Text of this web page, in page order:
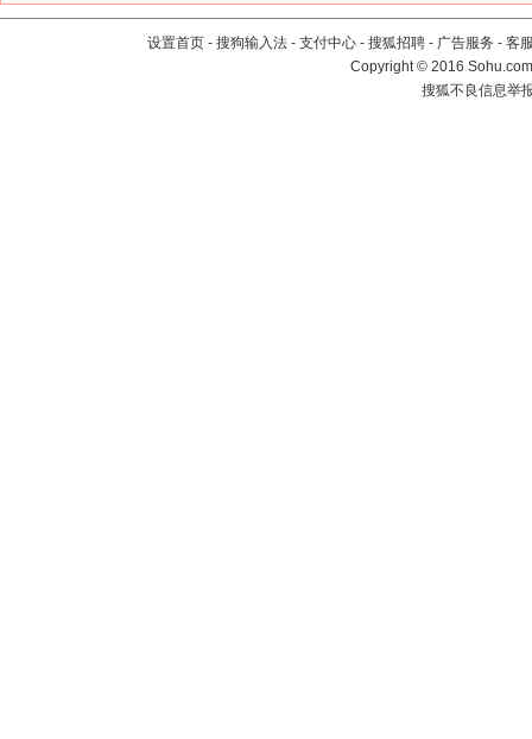
设置首页 - 搜狗输入法 - 支付中心 - 搜狐招聘 - 广告服务 - 客
Copyright©2016
搜狐不良信息举